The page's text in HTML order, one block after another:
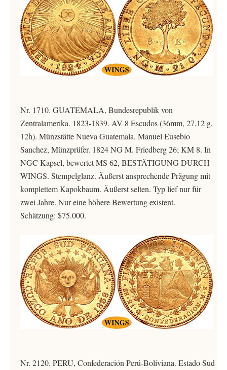
Nr. 1710. GUATEMALA, Bundesrepublik von
Zentralamerika. 1823-1839. AV 8 Escudos (36mm, 27,12 g,
12h). Münzstätte Nueva Guatemala. Manuel Eusebio
Sanchez, Münzprüfer. 1824 NG M. Friedberg 26; KM 8. In
NGC Kapsel, bewertet MS 62, BESTÄTIGUNG DURCH
WINGS. Stempelglanz. Äußerst ansprechende Prägung mit
komplettem Kapokbaum. Äußerst selten. Typ lief nur für
zwei Jahre. Nur eine höhere Bewertung existent.
Schätzung: $75.000.
Nr. 2120. PERU, Confederación Perú-Boliviana. Estado Sud